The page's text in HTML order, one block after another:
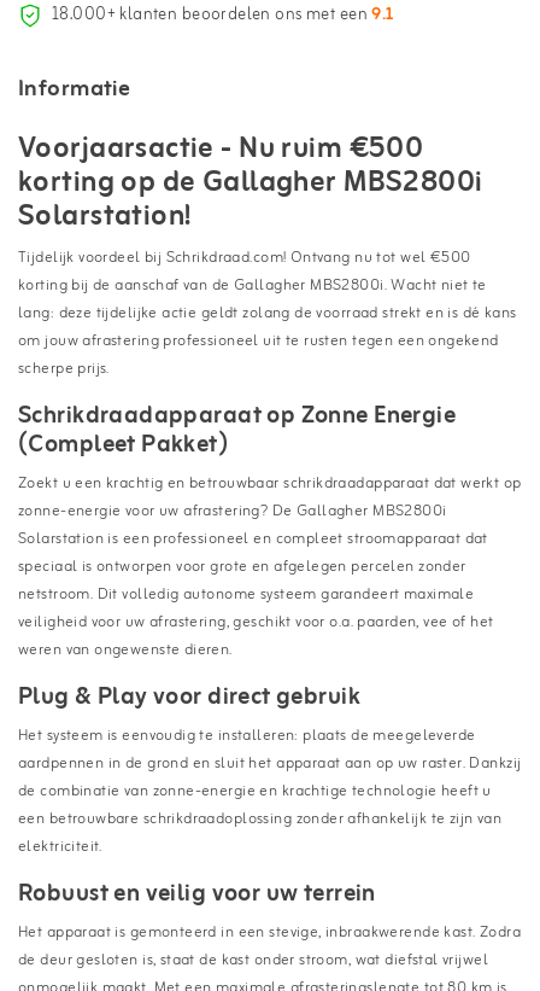
18.000+ klanten beoordelen ons met een9.1
Informatie
Voorjaarsactie - Nu ruim €500
korting op de Gallagher MBS2800i
Solarstation!
Tijdelijk voordeel bij Schrikdraad.com! Ontvang nu tot wel €500
korting bij de aanschaf van de Gallagher MBS2800i. Wacht niet te
lang: deze tijdelijke actie geldt zolang de voorraad strekt en is dé kans
om jouw afrastering professioneel uit te rusten tegen een ongekend
scherpe prijs.
Schrikdraadapparaat op Zonne Energie
(Compleet Pakket)
Zoekt u een krachtig en betrouwbaar schrikdraadapparaat dat werkt op
zonne-energie voor uw afrastering? De Gallagher MBS2800i
Solarstation is een professioneel en compleet stroomapparaat dat
speciaal is ontworpen voor grote en afgelegen percelen zonder
netstroom. Dit volledig autonome systeem garandeert maximale
veiligheid voor uw afrastering, geschikt voor o.a. paarden, vee of het
weren van ongewenste dieren.
Plug & Play voor direct gebruik
Het systeem is eenvoudig te installeren: plaats de meegeleverde
aardpennen in de grond en sluit het apparaat aan op uw raster. Dankzij
de combinatie van zonne-energie en krachtige technologie heeft u
een betrouwbare schrikdraadoplossing zonder afhankelijk te zijn van
elektriciteit.
Robuust en veilig voor uw terrein
Het apparaat is gemonteerd in een stevige, inbraakwerende kast. Zodra
de deur gesloten is, staat de kast onder stroom, wat diefstal vrijwel